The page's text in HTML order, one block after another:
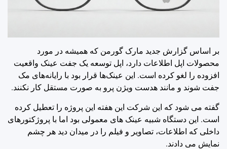
بر اساس گزارش جدید مارک گورمن که همیشه در مورد
محصولات اپل اطلاعات دارد، اپل توسعه یک جفت عینک واقعیت
افزوده را لغو کرده است. این عینک‌ها قرار بود با رایانه‌های مک
جفت شوند و مانند هدست ویژن پرو به صورت مستقل کار نکنند.
گفته می شود که این شرکت این هفته این پروژه را تعطیل کرده
است. این دستگاه شبیه عینک های معمولی بود اما با پروژکتورهای
داخلی که اطلاعات، تصاویر و فیلم را در میدان دید هر چشم
نمایش می دادند.